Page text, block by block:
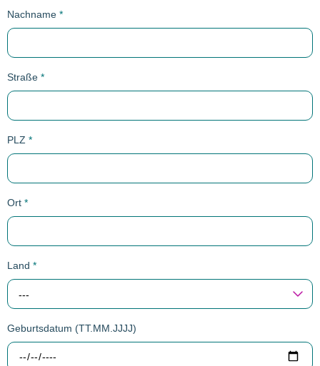
Nachname *
Straße *
PLZ *
Ort *
Land *
---
Geburtsdatum (TT.MM.JJJJ)